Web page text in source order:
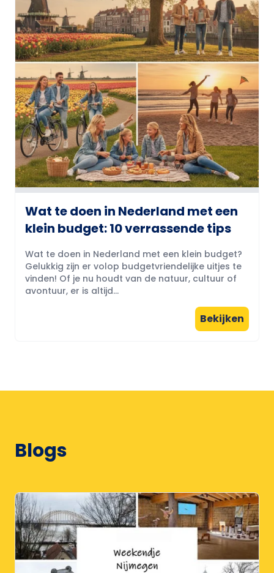
Wat te doen in Nederland met een
klein budget: 10 verrassende tips
Wat te doen in Nederland met een klein budget?
Gelukkig zijn er volop budgetvriendelijke uitjes te
vinden! Of je nu houdt van de natuur, cultuur of
avontuur, er is altijd...
Bekijken
Blogs